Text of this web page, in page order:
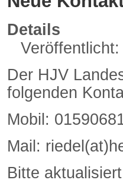
Details
Der HJV
folgenden
Mobil:
Mail:
Bitte